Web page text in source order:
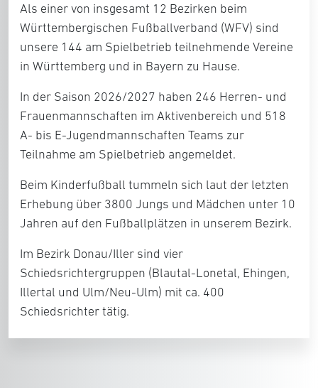
Als einer von insgesamt 12 Bezirken beim
Württembergischen Fußballverband (WFV) sind
unsere 144 am Spielbetrieb teilnehmende Vereine
in Württemberg und in Bayern zu Hause.
In der Saison 2026/2027 haben 246 Herren- und
Frauenmannschaften im Aktivenbereich und 518
A- bis E-Jugendmannschaften Teams zur
Teilnahme am Spielbetrieb angemeldet.
Beim Kinderfußball tummeln sich laut der letzten
Erhebung über 3800 Jungs und Mädchen unter 10
Jahren auf den Fußballplätzen in unserem Bezirk.
Im Bezirk Donau/Iller sind vier
Schiedsrichtergruppen (Blautal-Lonetal, Ehingen,
Illertal und Ulm/Neu-Ulm) mit ca. 400
Schiedsrichter tätig.